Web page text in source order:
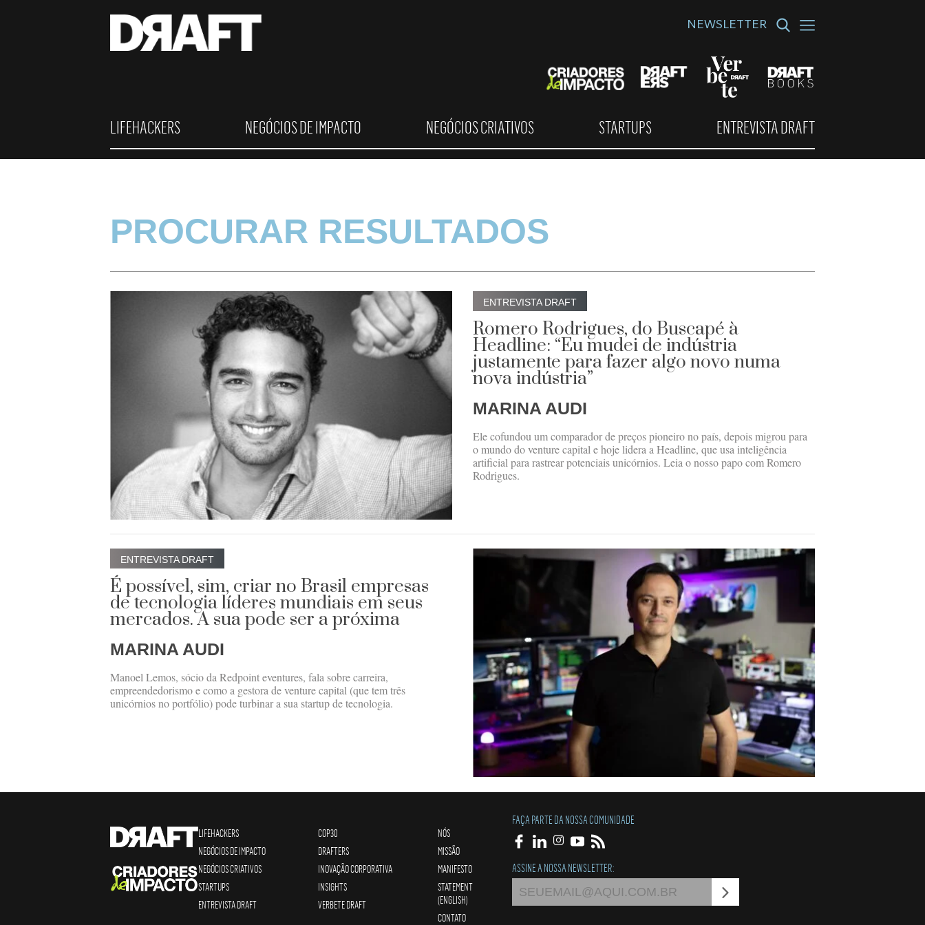
NEWSLETTER
LIFEHACKERS NEGÓCIOS DE IMPACTO NEGÓCIOS CRIATIVOS STARTUPS ENTREVISTA DRAFT
PROCURAR RESULTADOS
ENTREVISTA DRAFT
Romero Rodrigues, do Buscapé à
Headline: “Eu mudei de indústria
justamente para fazer algo novo numa
nova indústria”
MARINA AUDI
Ele cofundou um comparador de preços pioneiro no país, depois migrou para
o mundo do venture capital e hoje lidera a Headline, que usa inteligência
artificial para rastrear potenciais unicórnios. Leia o nosso papo com Romero
Rodrigues.
ENTREVISTA DRAFT
É possível, sim, criar no Brasil empresas
de tecnologia líderes mundiais em seus
mercados. A sua pode ser a próxima
MARINA AUDI
Manoel Lemos, sócio da Redpoint eventures, fala sobre carreira,
empreendedorismo e como a gestora de venture capital (que tem três
unicórnios no portfólio) pode turbinar a sua startup de tecnologia.
LIFEHACKERS
NEGÓCIOS DE IMPACTO
NEGÓCIOS CRIATIVOS
STARTUPS
ENTREVISTA DRAFT
COP30
DRAFTERS
INOVAÇÃO CORPORATIVA
INSIGHTS
VERBETE DRAFT
NÓS
MISSÃO
MANIFESTO
STATEMENT
(ENGLISH)
CONTATO
FAÇA PARTE DA NOSSA COMUNIDADE
ASSINE A NOSSA NEWSLETTER: